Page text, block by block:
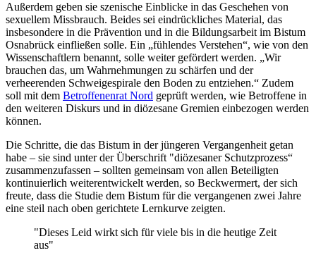
Außerdem geben sie szenische Einblicke in das Geschehen von
sexuellem Missbrauch. Beides sei eindrückliches Material, das
insbesondere in die Prävention und in die Bildungsarbeit im Bistum
Osnabrück einfließen solle. Ein „fühlendes Verstehen“, wie von den
Wissenschaftlern benannt, solle weiter gefördert werden. „Wir
brauchen das, um Wahrnehmungen zu schärfen und der
verheerenden Schweigespirale den Boden zu entziehen.“ Zudem
soll mit dem Betroffenenrat Nord geprüft werden, wie Betroffene in
den weiteren Diskurs und in diözesane Gremien einbezogen werden
können.
Die Schritte, die das Bistum in der jüngeren Vergangenheit getan
habe – sie sind unter der Überschrift "diözesaner Schutzprozess“
zusammenzufassen – sollten gemeinsam von allen Beteiligten
kontinuierlich weiterentwickelt werden, so Beckwermert, der sich
freute, dass die Studie dem Bistum für die vergangenen zwei Jahre
eine steil nach oben gerichtete Lernkurve zeigten.
"Dieses Leid wirkt sich für viele bis in die heutige Zeit
aus"